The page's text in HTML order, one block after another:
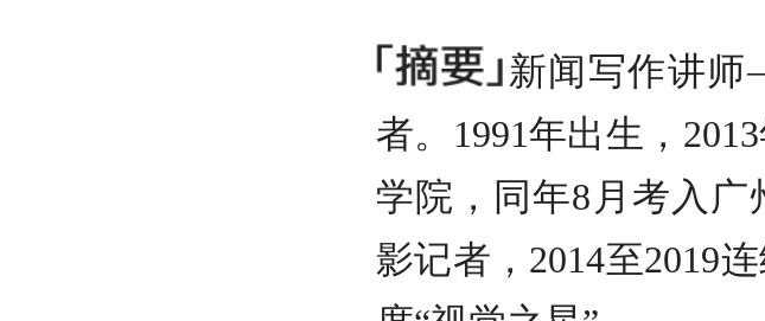
新闻写作讲
者。1991年出生，
学院，同年8月考入
影记者，2014至2019